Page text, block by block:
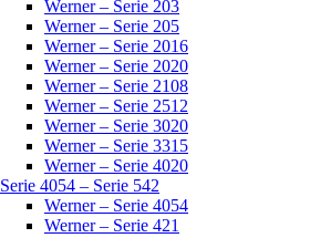
Werner – Serie 203
Werner – Serie 205
Werner – Serie 2016
Werner – Serie 2020
Werner – Serie 2108
Werner – Serie 2512
Werner – Serie 3020
Werner – Serie 3315
Werner – Serie 4020
Serie 4054 – Serie 542
Werner – Serie 4054
Werner – Serie 421